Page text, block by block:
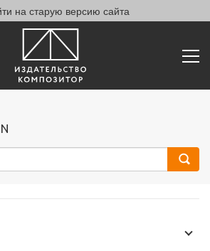
на старую версию сайта